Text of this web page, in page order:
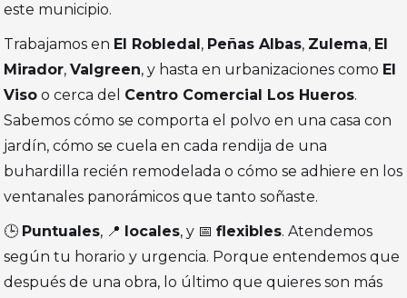
este municipio.
Trabajamos en El Robledal , Peñas Albas, Zulema, El
Mirador,Valgreen, y hasta en urbanizaciones como El
Viso o cerca del Centro Comercial Los Hueros.
Sabemos cómo se comporta el polvo en una casa con
jardín, cómo se cuela en cada rendija de una
buhardilla recién remodelada o cómo se adhiere en los
ventanales panorámicos que tanto soñaste.
🕒 Puntuales, 📍 locales, y 📅flexibles. Atendemos
según tu horario y urgencia. Porque entendemos que
después de una obra, lo último que quieres son más